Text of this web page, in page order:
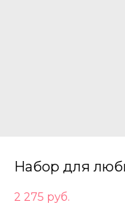
Набор для
2 275 руб.